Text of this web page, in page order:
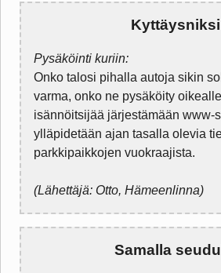
Kyttäysniksi
Pysäköinti kuriin:
Onko talosi pihalla autoja sikin
varma, onko ne pysäköity
isännöitsijää järjestämään www-
ylläpidetään ajan tasalla olevia
parkkipaikkojen vuokraajista.
(Lähettäjä: Otto, Hämeenlinna)
Samalla